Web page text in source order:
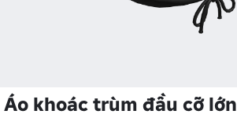
Áo khoác trùm đầu cỡ lớn